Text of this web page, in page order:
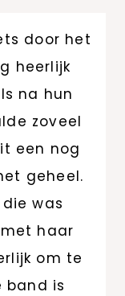
door het
heerlijk
na hun
zoveel
een nog
geheel.
was
haar
om te
band is